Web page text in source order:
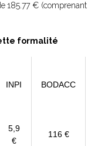
185.77 € (comprenant
formalité
INPI BODACC
5,9
€
116 €